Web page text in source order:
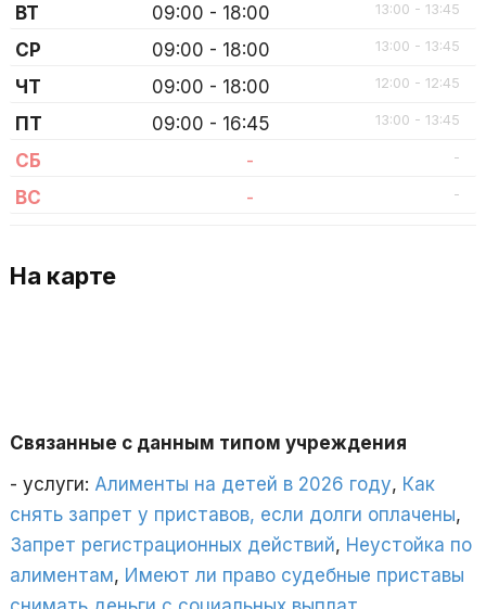
ВТ 09:00 - 18:00 13:00 - 13:45
СР 09:00 - 18:00 13:00 - 13:45
ЧТ 09:00 - 18:00 12:00 - 12:45
ПТ 09:00 - 16:45 13:00 - 13:45
СБ - -
ВС - -
На карте
Связанные с данным типом учреждения
- услуги: Алименты на детей в 2026 году, Как
снять запрет у приставов, если долги оплачены,
Запрет регистрационных действий, Неустойка по
алиментам, Имеют ли право судебные приставы